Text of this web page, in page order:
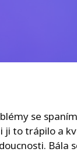
se
ji to trápilo a
Bála